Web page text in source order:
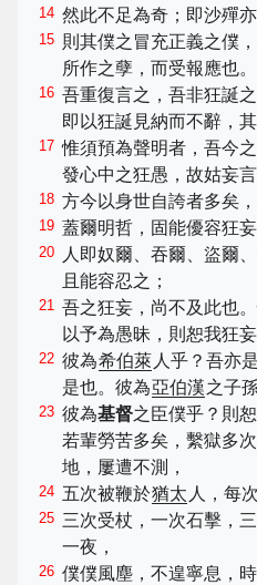
14 然此不足為奇；即沙殫
15 則其僕之冒充正義之僕
所作之孽，而受報應也。
16 吾重復言之，吾非狂誕
即以狂誕見納而不辭，
17 惟須預為聲明者，吾今
發心中之狂愚，故姑妄言
18 方今以身世自誇者多矣
19 蓋爾明哲，固能優容狂妄
20 人即奴爾、吞爾、盜爾
且能容忍之；
21 吾之狂妄，尚不及此也
以予為愚昧，則恕我狂
22 彼為希伯萊人乎？吾亦
是也。彼為亞伯漢之子
23 彼為基督之臣僕乎？則
若輩勞苦多矣，繫獄多
地，屢遭不測，
24 五次被鞭於猶太 人，每
25 三次受杖，一次石擊，
一夜，
26 僕僕風塵，不遑寧息，